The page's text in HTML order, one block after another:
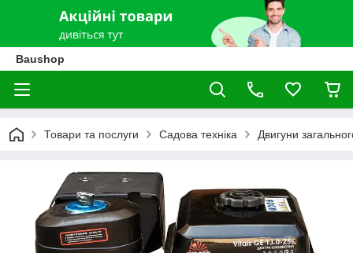
Baushop
Товари та послуги Садова техніка Двигуни